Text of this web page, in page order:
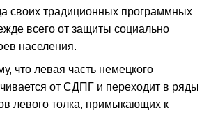
своих традиционных программных
всего от защиты социально
населения.
что левая часть немецкого
от СДПГ и переходит в ряды
левого толка, примыкающих к